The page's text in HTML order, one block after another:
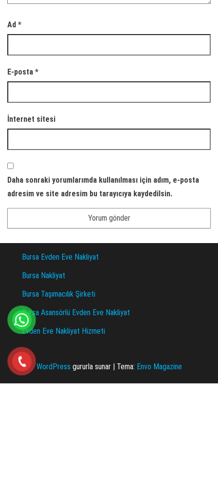
Ad *
E-posta *
İnternet sitesi
Daha sonraki yorumlarımda kullanılması için adım, e-posta
adresim ve site adresim bu tarayıcıya kaydedilsin.
Bursa Evden Eve Nakliyat
Bursa Nakliyat
Bursa Taşımacılık Şirketi
Bursa Asansörlü Evden Eve Nakliyat
Evden Eve Nakliyat Hizmeti
WordPress gururla sunar | Tema: Envo Magazine